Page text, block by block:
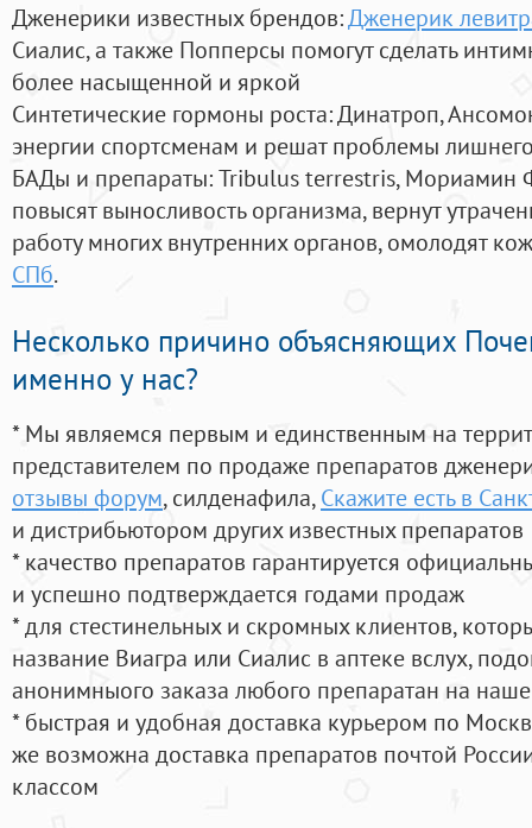
Дженерики известных брендов:Дженерик
Сиалис, а также Попперсы помогут сделать
более насыщенной и яркой
Синтетические гормоны роста: Динатроп,
энергии спортсменам и решат проблемы
БАДы и препараты:Tribulus terrestris, Мориамин
повысят выносливость организма, вернут
работу многих внутренних органов, омолодят
СПб.
Несколько причино объясняющих
именно у нас?
* Мы являемся первым и единственным на
представителем по продаже препаратов
отзывы форум, силденафила, Скажите есть в
и дистрибьютором других известных препаратов
* качество препаратов гарантируется
и успешно подтверждается годами продаж
* для стестинельных и скромных клиентов,
название Виагра или Сиалис в аптеке вслух,
анонимныого заказа любого препаратан на
* быстрая и удобная доставка курьером по
же возможна доставка препаратов почтой
классом